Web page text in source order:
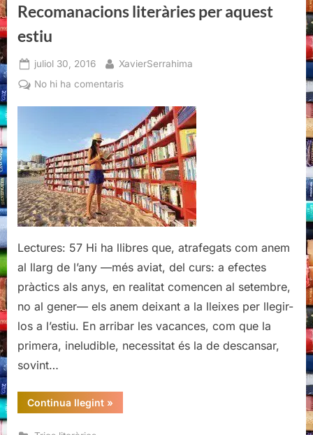
Recomanacions literàries per aquest
estiu
Posted
on
juliol 30, 2016 By
XavierSerrahima
No hi ha comentarisa
literàries
per
aquest
estiu
Lectures: 57 Hi ha llibres que, atrafegats com anem
al llarg de l’any —més aviat, del curs: a efectes
pràctics als anys, en realitat comencen al setembre,
no al gener— els anem deixant a la lleixes per llegir-
los a l’estiu. En arribar les vacances, com que la
primera, ineludible, necessitat és la de descansar,
sovint…
Continua llegint“Recomanacions
literàries
»